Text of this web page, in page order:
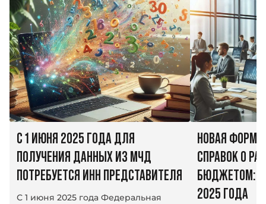
С 1 ИЮНЯ 2025 ГОДА ДЛЯ
ПОЛУЧЕНИЯ ДАННЫХ ИЗ МЧД
ПОТРЕБУЕТСЯ ИНН ПРЕДСТАВИТЕЛЯ
С 1 июня 2025 года Федеральная
НОВАЯ
СПРАВОК О
БЮДЖЕТОМ:
2025 ГОДА